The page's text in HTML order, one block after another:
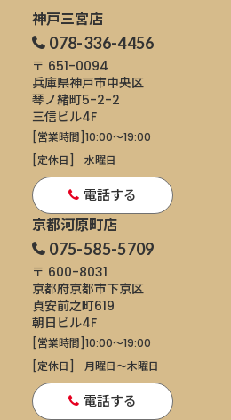
神戸三宮店
078-336-4456
〒 651-0094
兵庫県神戸市中央区
琴ノ緒町5-2-2
三信ビル4F
[営業時間]10:00～19:00
[定休日]
水曜日
電話する
京都河原町店
075-585-5709
〒 600-8031
京都府京都市下京区
貞安前之町619
朝日ビル4F
[営業時間]10:00～19:00
[定休日]
月曜日〜木曜日
電話する